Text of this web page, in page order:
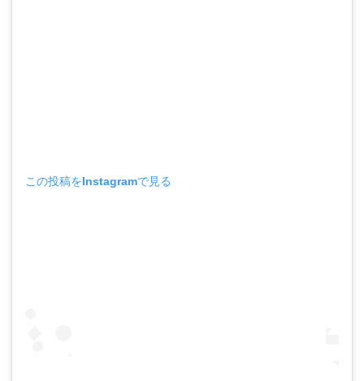
この投稿をInstagramで見る